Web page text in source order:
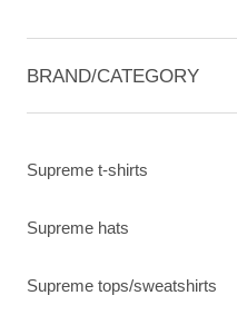
BRAND/CATEGORY
Supreme t-shirts
Supreme hats
Supreme tops/sweatshirts